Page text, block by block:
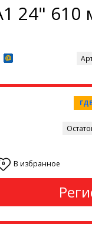
24" 610
0 В избранное